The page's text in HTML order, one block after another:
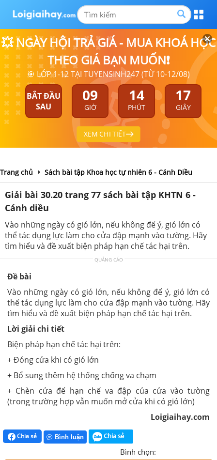
💥 NGÀY HỘI TRẢ GIÁ - MUA KHOÁ HỌC
THEO GIÁ BẠN MUỐN❗
🎯 LỚP 1-12 TẠI TUYENSINH247 (TỪ 10-12/08)
BẮT ĐẦU
SAU
09
GIỜ
14
PHÚT
16
GIÂY
XEM CHI TIẾT
Trang chủ Sách bài tập Khoa học tự nhiên 6 - Cánh Diều
Giải bài 30.20 trang 77 sách bài tập KHTN 6 -
Cánh diều
Vào những ngày có gió lớn, nếu không để ý, gió lớn có
thể tác dụng lực làm cho cửa đập mạnh vào tường. Hãy
tìm hiểu và đề xuất biện pháp hạn chế tác hại trên.
QUẢNG CÁO
Đề bài
Vào những ngày có gió lớn, nếu không để ý, gió lớn có
thể tác dụng lực làm cho cửa đập mạnh vào tường. Hãy
tìm hiểu và đề xuất biện pháp hạn chế tác hại trên.
Lời giải chi tiết
Biện pháp hạn chế tác hại trên:
+ Đóng cửa khi có gió lớn
+ Bổ sung thêm hệ thống chống va chạm
+ Chèn cửa để hạn chế va đập của cửa vào tường
(trong trường hợp vẫn muốn mở cửa khi có gió lớn)
Loigiaihay.com
Chia sẻ Bình luận Chia sẻ
Bình chọn: